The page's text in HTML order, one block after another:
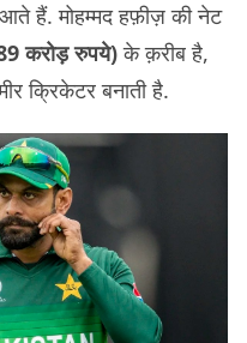
हैं. मोहम्मद हफ़ीज़ की नेट
करोड़ रुपये)के क़रीब है,
क्रिकेटर बनाती है.